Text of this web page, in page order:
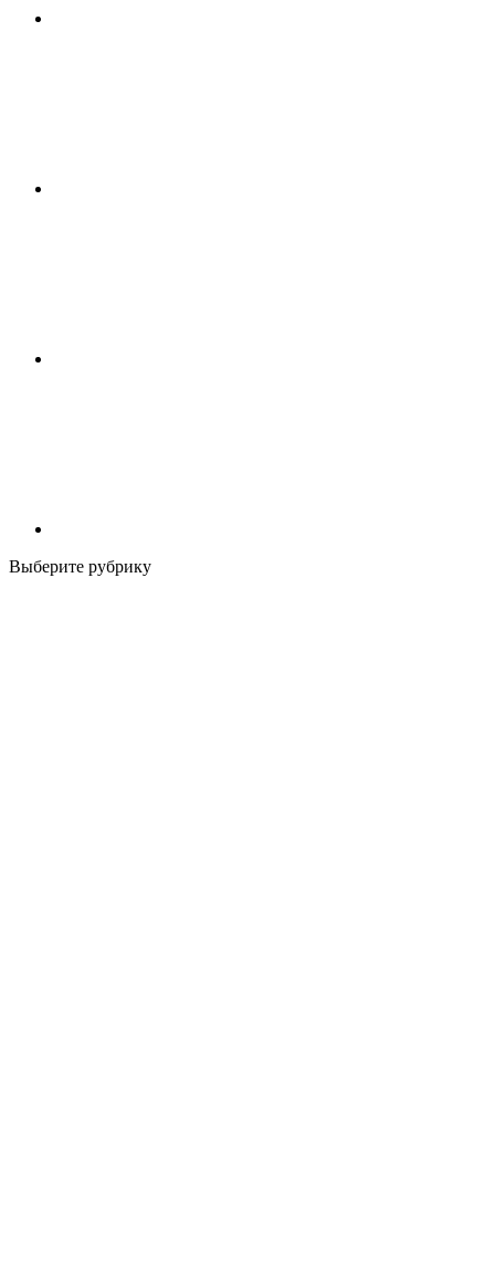
Выберите рубрику